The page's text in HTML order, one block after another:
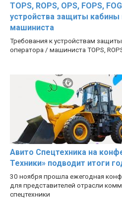
TOPS, ROPS, OPS, FOPS,
устройства защиты кабины
машиниста
Требования к устройствам
оператора / машиниста TOPS,
Авито Спецтехника на
Техники» подводит итоги
30 ноября прошла ежегодная
для представителей отрасли
спецтехники